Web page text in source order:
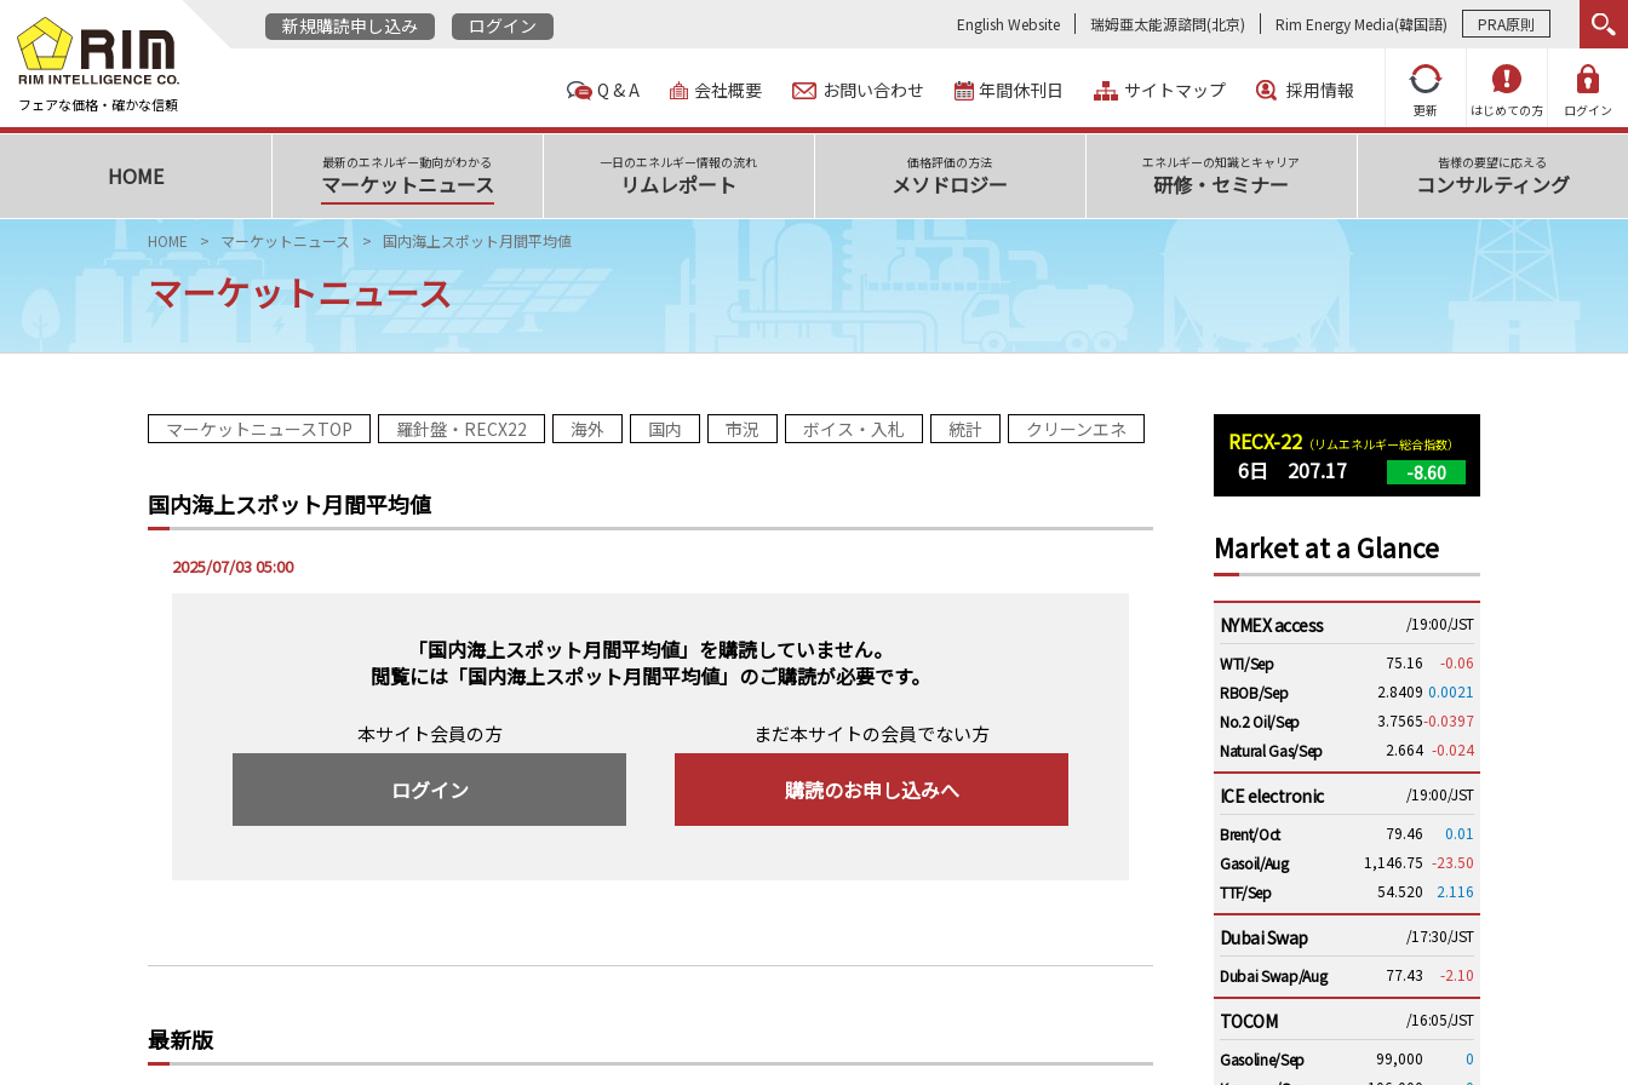
フェアな価格・確かな信頼
新規購読申し込み ログイン English Website 瑞姆亜太能源諮問(北京) Rim Energy Media(韓国語) PRA原則
更新 はじめての方 ログイン
Q & A 会社概要 お問い合わせ 年間休刊日 サイトマップ 採用情報
HOME 最新のエネルギー動向がわかる
マーケットニュース
一日のエネルギー情報の流れ
リムレポート
価格評価の方法
メソドロジー
エネルギーの知識とキャリア
研修・セミナー
皆様の要望に応える
コンサルティング
HOME マーケットニュース 国内海上スポット月間平均値
マーケットニュース
マーケットニュースTOP 羅針盤・RECX22 海外 国内 市況 ボイス・入札 統計 クリーンエネ
国内海上スポット月間平均値
2025/07/03 05:00
「国内海上スポット月間平均値」を購読していません。
閲覧には 「国内海上スポット月間平均値」のご購読が必要です。
本サイト会員の方
ログイン
まだ本サイトの会員でない方
購読のお申し込みへ
最新版
RECX-22 （リムエネルギー総合指数）
6日 207.17 -8.60
Market at a Glance
NYMEX access
/19:00/JST
WTI/Sep
75.16
-0.06
RBOB/Sep
2.8409 0.0021
No.2 Oil/Sep
3.7565-0.0397
Natural Gas/Sep
2.664 -0.024
ICE electronic
/19:00/JST
Brent/Oct
79.46
0.01
Gasoil/Aug
1,146.75 -23.50
TTF/Sep
54.520 2.116
Dubai Swap
/17:30/JST
Dubai Swap/Aug
77.43 -2.10
TOCOM
/16:05/JST
Gasoline/Sep
99,000
0